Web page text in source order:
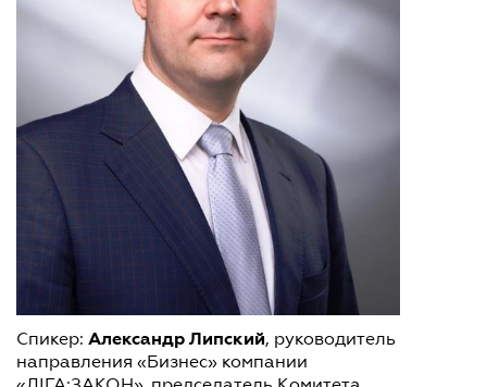
Спикер: Александр Липский, руководитель
направления «Бизнес» компании